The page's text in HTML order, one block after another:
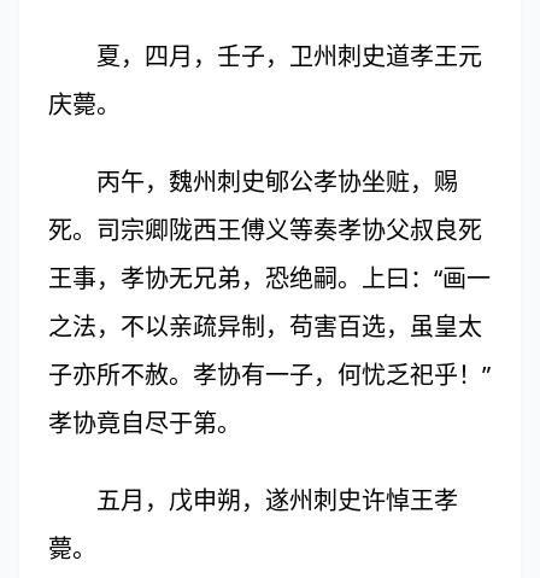
夏，四月，壬子，卫州刺史道孝王元
庆薨。
丙午，魏州刺史郇公孝协坐赃，赐
死。司宗卿陇西王傅义等奏孝协父叔良死
王事，孝协无兄弟，恐绝嗣。上曰：“画一
之法，不以亲疏异制，苟害百选，虽皇太
子亦所不赦。孝协有一子，何忧乏祀乎！”
孝协竟自尽于第。
五月，戊申朔，遂州刺史许悼王孝
薨。